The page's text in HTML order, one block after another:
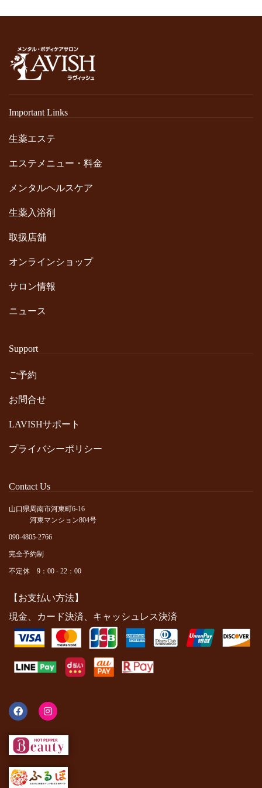
Important Links
生薬エステ
エステメニュー・料金
メンタルヘルスケア
生薬入浴剤
取扱店舗
オンラインショップ
サロン情報
ニュース
Support
ご予約
お問合せ
LAVISHサポート
プライバシーポリシー
Contact Us
山口県周南市河東町6-16
河東マンション804号
090-4805-2766
完全予約制
不定休 9：00 - 22：00
【お支払い方法】
現金、カード決済、キャッシュレス決済